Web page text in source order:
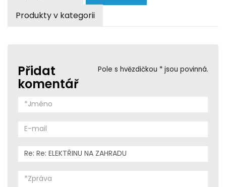
Produkty v kategorii
Pole s hvězdičkou * jsou povinná.
Přidat
komentář